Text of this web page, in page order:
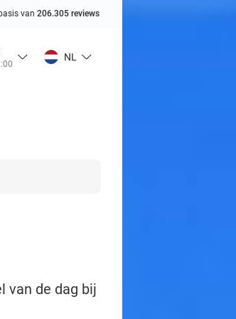
van 206.305 reviews
NL
van de dag bij